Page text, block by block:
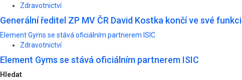
Zdravotnictví
Generální ředitel ZP MV ČR David Kostka končí ve své funkci
Element Gyms se stává oficiálním partnerem ISIC
Zdravotnictví
Element Gyms se stává oficiálním partnerem ISIC
Hledat